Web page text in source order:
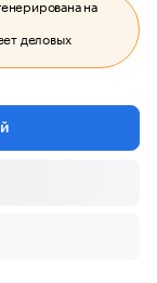
на
деловых